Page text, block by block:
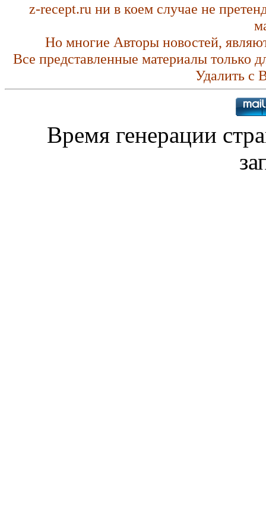
z-recept.ru ни в коем случае не
Но многие Авторы новостей,
Все представленные материалы только
Удалить с
Время генерации